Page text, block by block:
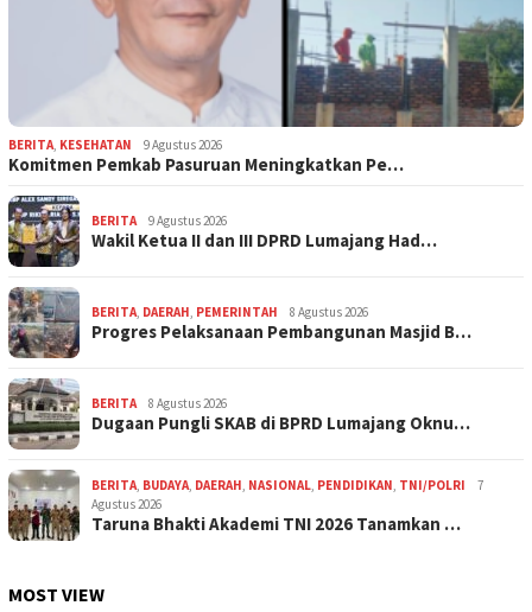
BERITA KESEHATAN 9 Agustus 2026
Komitmen Pemkab Pasuruan Meningkatkan Pe…
BERITA 9 Agustus 2026
Wakil Ketua II dan III DPRD Lumajang Had…
BERITA DAERAH PEMERINTAH 8 Agustus 2026
Progres Pelaksanaan Pembangunan Masjid B…
BERITA 8 Agustus 2026
Dugaan Pungli SKAB di BPRD Lumajang Oknu…
BERITA BUDAYA DAERAH NASIONAL PENDIDIKAN TNI/POLRI
7
Agustus 2026
Taruna Bhakti Akademi TNI 2026 Tanamkan …
MOST VIEW